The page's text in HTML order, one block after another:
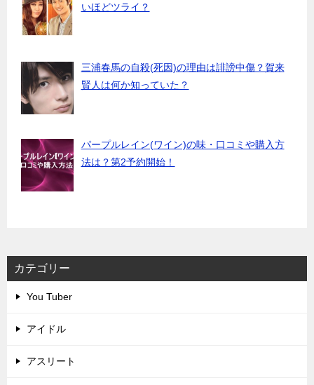
いほどツライ？
三浦春馬の自殺(死因)の理由は誹謗中傷？賀来
賢人は何か知っていた？
パープルレイン(ワイン)の味・口コミや購入方
法は？第2予約開始！
カテゴリー
You Tuber
アイドル
アスリート